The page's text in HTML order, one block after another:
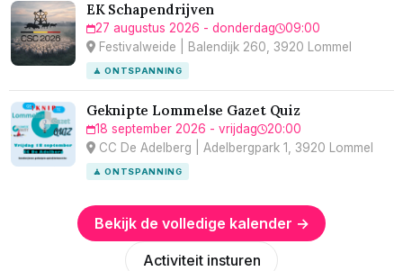
EK Schapendrijven
27 augustus 2026 - donderdag
09:00
Festivalweide | Balendijk 260, 3920 Lommel
🧘 ONTSPANNING
Geknipte Lommelse Gazet Quiz
18 september 2026 - vrijdag
20:00
CC De Adelberg | Adelbergpark 1, 3920 Lommel
🧘 ONTSPANNING
Bekijk de volledige kalender →
Activiteit insturen